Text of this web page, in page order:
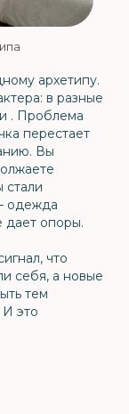
архетипу.
в разные
. Проблема
перестает
Вы
стали
одежда
дает опоры.
что
себя, а новые
тем
И это